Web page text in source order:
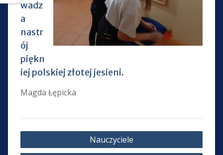
wadz
a
nastr
ój
piękn
iej polskiej złotej jesieni.
Magda Łępicka
Nawigacja
wpisu
Nauczyciele